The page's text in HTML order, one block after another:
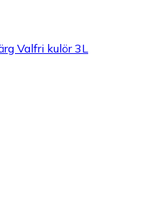
Valfri kulör 3L